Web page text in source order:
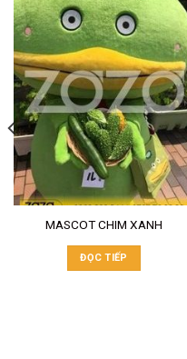
MASCOT CHIM XANH
ĐỌC TIẾP